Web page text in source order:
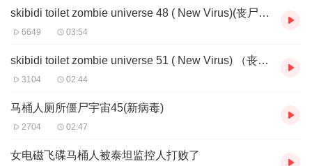
skibidi toilet zombie universe 48 ( New Virus)(丧尸宇宙48)
6649 03:54
skibidi toilet zombie universe 51 ( New Virus) （丧尸宇宙51）
3104 02:44
马桶人厕所僵尸宇宙45(新病毒)
2704 02:47
女电磁飞碟马桶人被泰坦监控人打败了